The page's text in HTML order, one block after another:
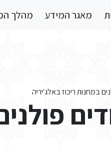
מאגר המידע מהלך
במחנות ריכוז באלג'יריה